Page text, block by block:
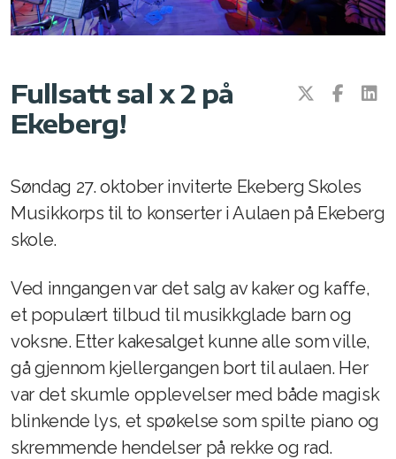
Fullsatt sal x 2 på
Ekeberg!
Søndag 27. oktober inviterte Ekeberg Skoles
Musikkorps til to konserter i Aulaen på Ekeberg
skole.
Ved inngangen var det salg av kaker og kaffe,
et populært tilbud til musikkglade barn og
voksne. Etter kakesalget kunne alle som ville,
gå gjennom kjellergangen bort til aulaen. Her
var det skumle opplevelser med både magisk
blinkende lys, et spøkelse som spilte piano og
skremmende hendelser på rekke og rad.
Korpstjenesten
ESMs venneforening
Øvinger og om å øve
Instrumentene
Seminarer og turer
Dugnader
Korpsforeldre